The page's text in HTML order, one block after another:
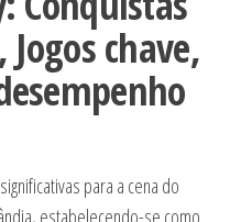
chave,
para a cena do